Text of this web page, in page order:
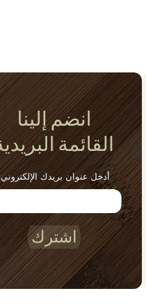
انضم إلينا
القائمة
أدخل عنوان بريدك
اشترك